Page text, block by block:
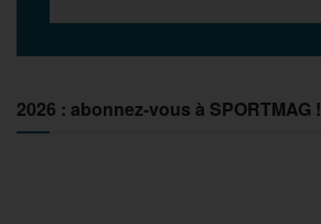
2026 : abonnez-vous à SPORTMAG !